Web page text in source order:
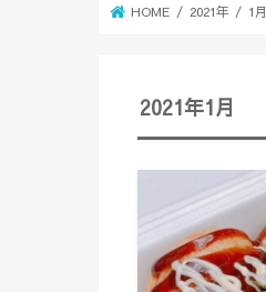
HOME 2021年 1月
2021年1月